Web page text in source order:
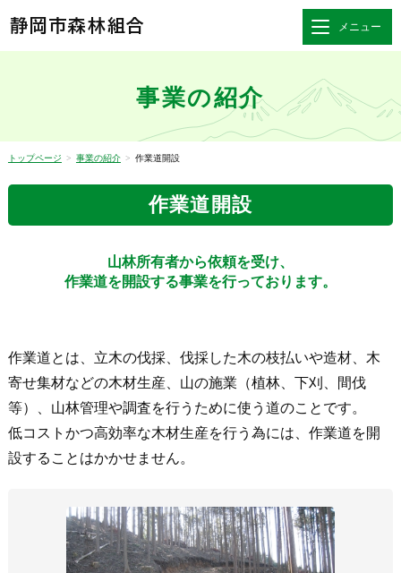
静岡市森林組合 メニュー
事業の紹介
トップページ > 事業の紹介 > 作業道開設
作業道開設
山林所有者から依頼を受け、
作業道を開設する事業を行っております。
作業道とは、立木の伐採、伐採した木の枝払いや造材、木
寄せ集材などの木材生産、山の施業（植林、下刈、間伐
等）、山林管理や調査を行うために使う道のことです。
低コストかつ高効率な木材生産を行う為には、作業道を開
設することはかかせません。